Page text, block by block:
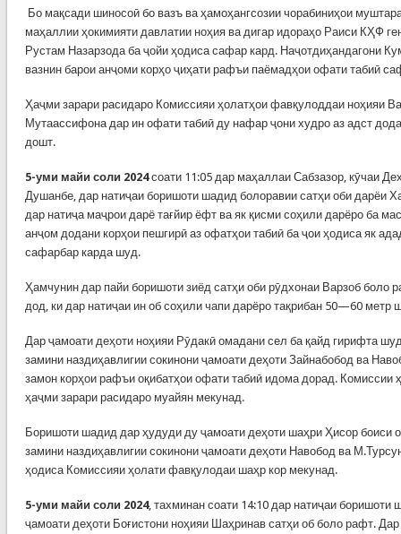
Бо мақсади шиносоӣ бо вазъ ва ҳамоҳангсозии чорабиниҳои
маҳаллии ҳокимияти давлатии ноҳия ва дигар идораҳо Раиси КҲФ
Рустам Назарзода ба ҷойи ҳодиса сафар кард. Наҷотдиҳандагони
вазнин барои анҷоми корҳо ҷиҳати рафъи паёмадҳои офати табиӣ
Ҳаҷми зарари расидаро Комиссияи ҳолатҳои фавқулоддаи ноҳияи
Мутаассифона дар ин офати табиӣ ду нафар ҷони худро аз адст
дошт.
5-уми майи соли 2024соати 11:05 дар маҳаллаи Сабзазор, кӯчаи
Душанбе, дар натиҷаи боришоти шадид болоравии сатҳи оби дарёи
дар натиҷа маҷрои дарё тағйир ёфт ва як қисми соҳили дарёро ба
анҷом додани корҳои пешгирӣ аз офатҳои табиӣ ба ҷои ҳодиса як
сафарбар карда шуд.
Ҳамчунин дар пайи боришоти зиёд сатҳи оби рӯдхонаи Варзоб боло
дод, ки дар натиҷаи ин об соҳили чапи дарёро тақрибан 50—60 метр
Дар ҷамоати деҳоти ноҳияи Рӯдакӣ омадани сел ба қайд гирифта
замини наздиҳавлигии сокинони ҷамоати деҳоти Зайнабобод ва
замон корҳои рафъи оқибатҳои офати табиӣ идома дорад. Комиссии
ҳаҷми зарари расидаро муайян мекунад.
Боришоти шадид дар ҳудуди ду ҷамоати деҳоти шаҳри Ҳисор боиси
замини наздиҳавлигии сокинони ҷамоати деҳоти Навобод ва
ҳодиса Комиссияи ҳолати фавқулодаи шаҳр кор мекунад.
5-уми майи соли 2024, тахминан соати 14:10 дар натиҷаи
ҷамоати деҳоти Боғистони ноҳияи Шаҳринав сатҳи об боло рафт.